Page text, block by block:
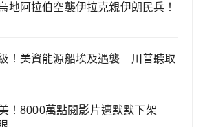
地阿拉伯空襲伊拉克親伊朗民兵！
！美資能源船埃及遇襲 川普聽取
！8000萬點閱影片遭默默下架